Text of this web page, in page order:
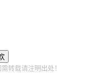
转载请注明出处！